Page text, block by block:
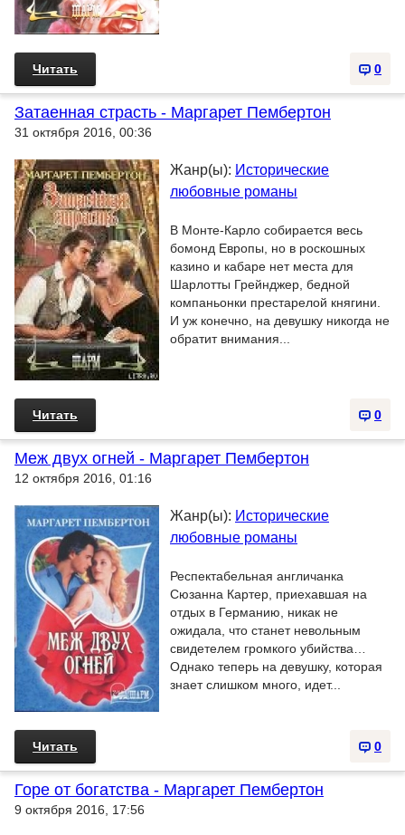
0
Читать
Затаенная страсть - Маргарет Пембертон
31 октября 2016, 00:36
Жанр(ы): Исторические
любовные романы
В Монте-Карло собирается весь
бомонд Европы, но в роскошных
казино и кабаре нет места для
Шарлотты Грейнджер, бедной
компаньонки престарелой княгини.
И уж конечно, на девушку никогда не
обратит внимания...
0
Читать
Меж двух огней - Маргарет Пембертон
12 октября 2016, 01:16
Жанр(ы): Исторические
любовные романы
Респектабельная англичанка
Сюзанна Картер, приехавшая на
отдых в Германию, никак не
ожидала, что станет невольным
свидетелем громкого убийства…
Однако теперь на девушку, которая
знает слишком много, идет...
0
Читать
Горе от богатства - Маргарет Пембертон
9 октября 2016, 17:56